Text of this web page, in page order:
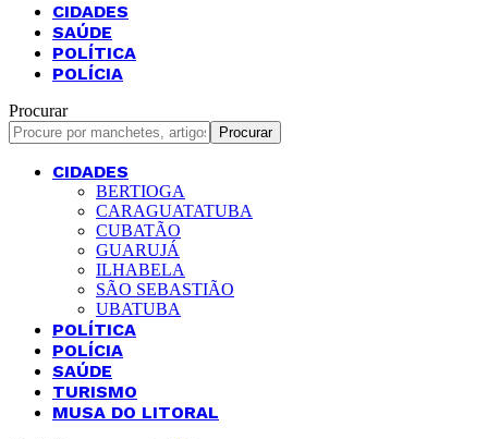
CIDADES
SAÚDE
POLÍTICA
POLÍCIA
Procurar
CIDADES
BERTIOGA
CARAGUATATUBA
CUBATÃO
GUARUJÁ
ILHABELA
SÃO SEBASTIÃO
UBATUBA
POLÍTICA
POLÍCIA
SAÚDE
TURISMO
MUSA DO LITORAL